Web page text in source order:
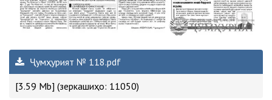
Ҷумҳурият № 118.pdf
[3.59 Mb] (зеркашиҳо: 11050)